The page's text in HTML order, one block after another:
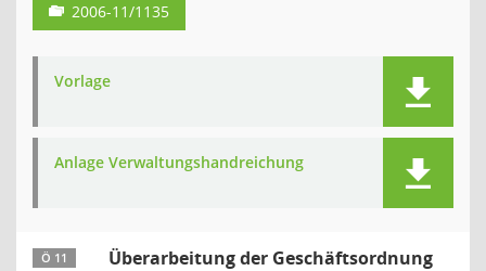
2006-11/1135
Vorlage
Anlage Verwaltungshandreichung
Ö 11
Überarbeitung der Geschäftsordnung